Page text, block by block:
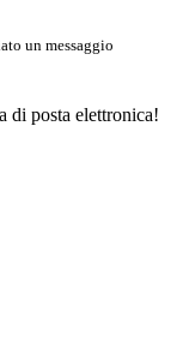
un messaggio
di posta elettronica!